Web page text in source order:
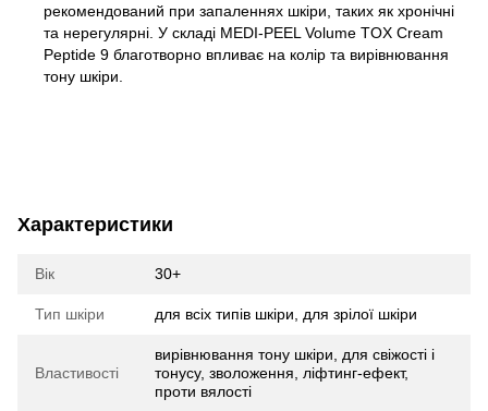
рекомендований при запаленнях шкіри, таких як хронічні
та нерегулярні. У складі MEDI-PEEL Volume TOX Cream
Peptide 9 благотворно впливає на колір та вирівнювання
тону шкіри.
Характеристики
Вік 30+
Тип шкіри для всіх типів шкіри, для зрілої шкіри
Властивості
вирівнювання тону шкіри, для свіжості і
тонусу, зволоження, ліфтинг-ефект,
проти вялості